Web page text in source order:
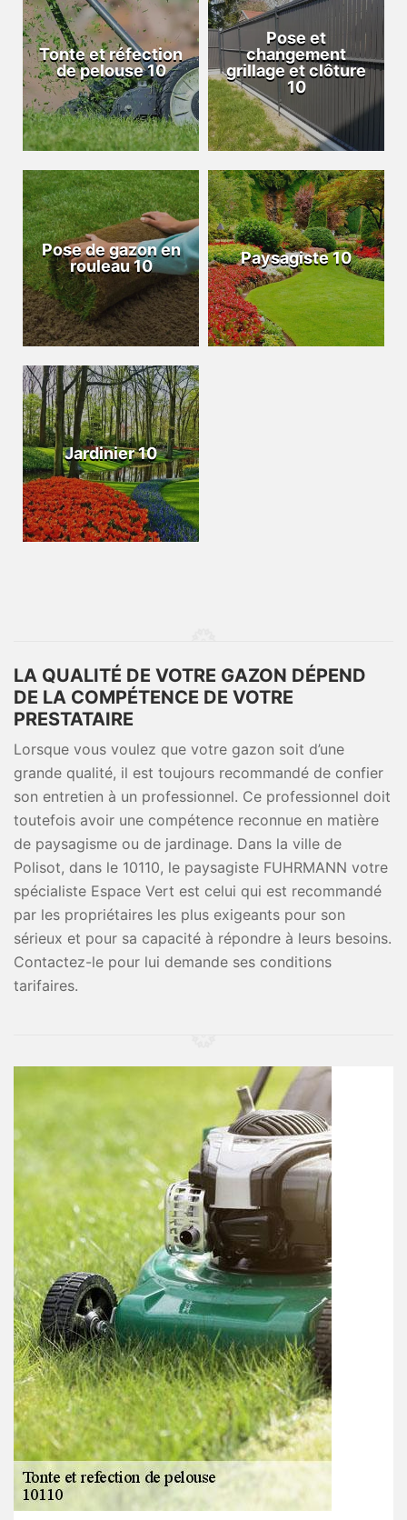
Tonte et réfection
de pelouse 10
Pose et
changement
grillage et clôture
10
Pose de gazon en
rouleau 10
Paysagiste 10
Jardinier 10
LA QUALITÉ DE VOTRE GAZON DÉPEND
DE LA COMPÉTENCE DE VOTRE
PRESTATAIRE
Lorsque vous voulez que votre gazon soit d’une
grande qualité, il est toujours recommandé de confier
son entretien à un professionnel. Ce professionnel doit
toutefois avoir une compétence reconnue en matière
de paysagisme ou de jardinage. Dans la ville de
Polisot, dans le 10110, le paysagiste FUHRMANN votre
spécialiste Espace Vert est celui qui est recommandé
par les propriétaires les plus exigeants pour son
sérieux et pour sa capacité à répondre à leurs besoins.
Contactez-le pour lui demande ses conditions
tarifaires.